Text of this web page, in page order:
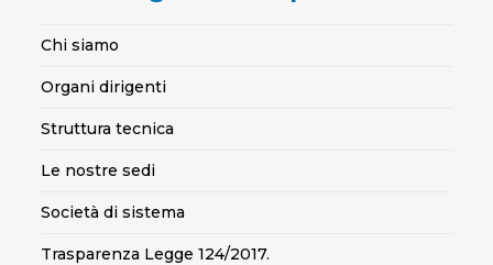
Chi siamo
Organi dirigenti
Struttura tecnica
Le nostre sedi
Società di sistema
Trasparenza Legge 124/2017.